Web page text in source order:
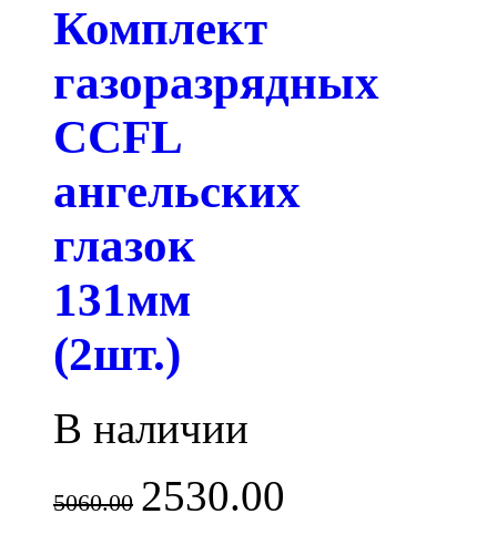
Комплект
газоразрядных
CCFL
ангельских
глазок
131мм
(2шт.)
В наличии
5060.00 2530.00